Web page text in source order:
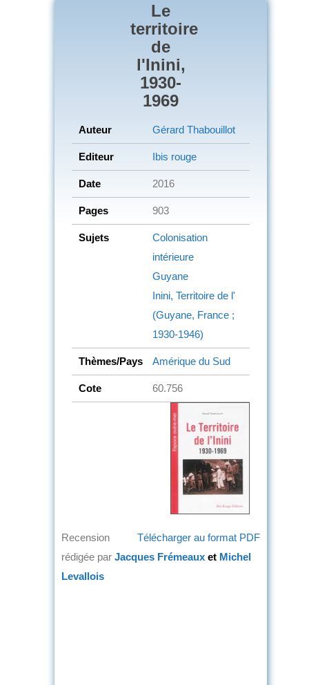
Le
territoire
de
l'Inini,
1930-
1969
Auteur Gérard Thabouillot
Editeur Ibis rouge
Date 2016
Pages 903
Sujets
Colonisation
intérieure
Guyane
Inini, Territoire de l'
(Guyane, France ;
1930-1946)
Thèmes/Pays Amérique du Sud
Cote 60.756
Télécharger au format PDF
Recension
rédigée par Jacques Frémeaux et Michel
Levallois